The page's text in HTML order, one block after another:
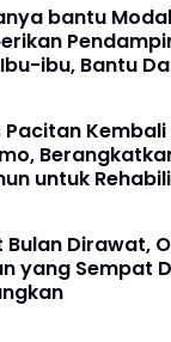
bantu
ibu, Bantu
Pacitan
untuk
Bulan Dirawat,
yang Sempat